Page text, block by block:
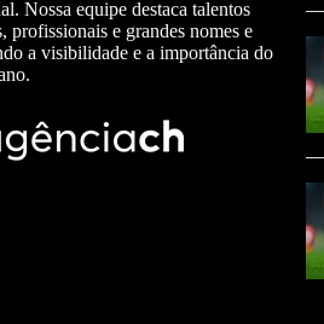
Nossa equipe destaca talentos
profissionais e grandes nomes e
a visibilidade e a importância do